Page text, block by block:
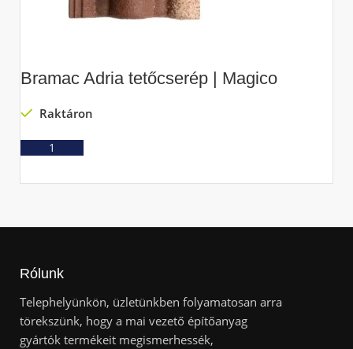
Bramac Adria tetőcserép | Magico
Raktáron
Rólunk
Telephelyünkön, üzletünkben folyamatosan arra
törekszünk, hogy a mai vezető építőanyag
gyártók termékeit megismerhessék,